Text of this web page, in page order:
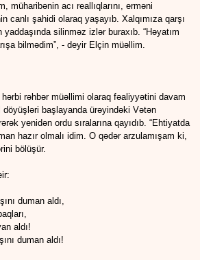
müharibənin acı reallıqlarını, erməni
canlı şahidi olaraq yaşayıb. Xalqımıza qarşı
yaddaşında silinməz izlər buraxıb. “Həyatım
bilmədim”, - deyir Elçin müəllim.
rəhbər müəllimi olaraq fəaliyyətini davam
döyüşləri başlayanda ürəyindəki Vətən
yenidən ordu sıralarına qayıdıb. “Ehtiyatda
hazır olmalı idim. O qədər arzulamışam ki,
bölüşür.
duman aldı,
aldı!
duman aldı!